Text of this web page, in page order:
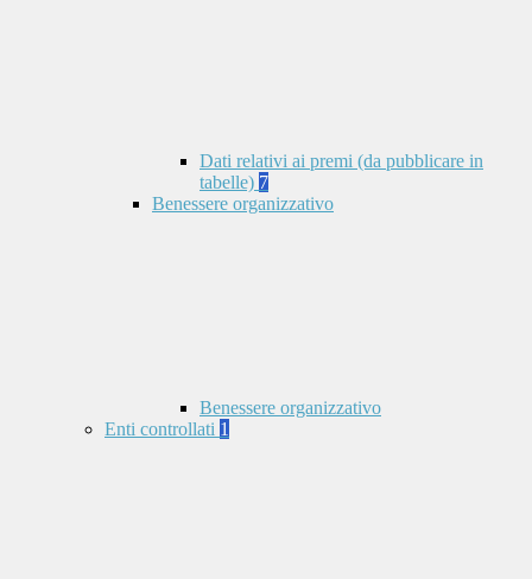
Dati relativi ai premi (da pubblicare in
tabelle) 7
Benessere organizzativo
Benessere organizzativo
Enti controllati 1